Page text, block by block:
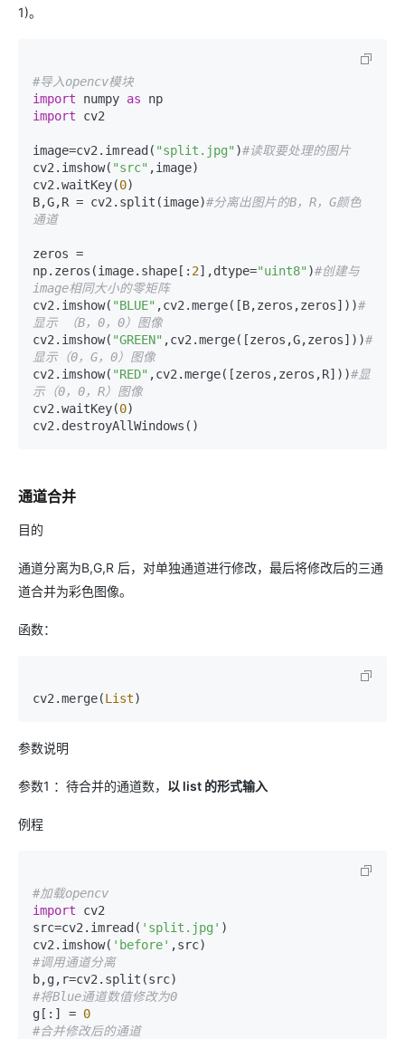
1)。
#导入opencv模块
import numpy as
import cv2
image=cv2.imread( "split.jpg" )#读取要处理的图片
cv2.imshow( "src" ,image)
cv2.waitKey(0)
B,G,R = cv2.split(image)#分离出图片的B，R，G颜色
通道
zeros =
np.zeros(image.shape[: 2],dtype="uint8" )#创建与
image相同大小的零矩阵
cv2.imshow( "BLUE" ,cv2.merge([B,zeros,zeros]))#
显示 （B，0，0）图像
cv2.imshow( "GREEN" ,cv2.merge([zeros,G,zeros]))#
显示（0，G，0）图像
cv2.imshow( "RED" ,cv2.merge([zeros,zeros,R]))#显
示（0，0，R）图像
cv2.waitKey(0)
cv2.destroyAllWindows()
通道合并
目的
通道分离为B,G,R 后，对单独通道进行修改，最后将修改后的三通
道合并为彩色图像。
函数：
cv2.merge(List)
参数说明
参数1 ：待合并的通道数， 以 list 的形式输入
例程
#加载opencv
import cv2
src=cv2.imread( 'split.jpg' )
cv2.imshow( 'before'
#调用通道分离
#将Blue通道数值修改为0
g[:] = 0
#合并修改后的通道